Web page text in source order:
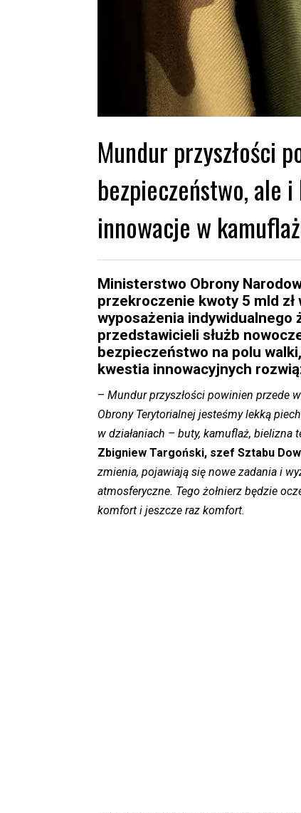
Mundur przyszłości
bezpieczeństwo, ale
innowacje w
Ministerstwo Obrony
przekroczenie kwoty 5 mld
wyposażenia indywidualnego
przedstawicieli służb
bezpieczeństwo na polu
kwestia innowacyjnych
– Mundur przyszłości powinien przede
Obrony Terytorialnej jesteśmy lekką
w działaniach – buty, kamuflaż, bielizna
Zbigniew Targoński, szef Sztabu
zmienia, pojawiają się nowe zadania i
atmosferyczne. Tego żołnierz będzie
komfort i jeszcze raz komfort.